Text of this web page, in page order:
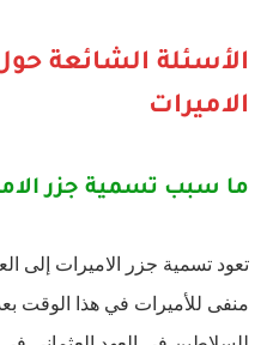
الأسئلة الشائعة
الاميرات
ما سبب تسمية جزر
تعود تسمية جزر الاميرات إلى
منفى للأميرات في هذا الوقت